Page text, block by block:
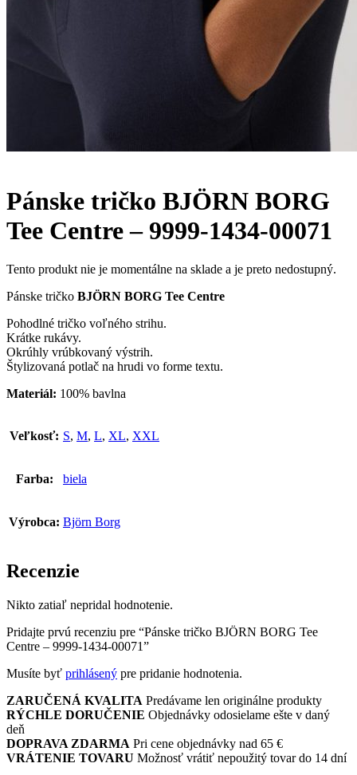
Pánske tričko BJÖRN BORG
Tee Centre – 9999-1434-00071
Tento produkt nie je momentálne na sklade a je preto nedostupný.
Pánske tričko BJÖRN BORG Tee Centre
Pohodlné tričko voľného strihu.
Krátke rukávy.
Okrúhly vrúbkovaný výstrih.
Štylizovaná potlač na hrudi vo forme textu.
Materiál: 100% bavlna
Veľkosť: S, M, L, XL, XXL
Farba: biela
Výrobca: Björn Borg
Recenzie
Nikto zatiaľ nepridal hodnotenie.
Pridajte prvú recenziu pre “Pánske tričko BJÖRN BORG Tee
Centre – 9999-1434-00071”
Musíte byť prihlásený pre pridanie hodnotenia.
ZARUČENÁ KVALITA Predávame len originálne produkty
RÝCHLE DORUČENIE Objednávky odosielame ešte v daný
deň
DOPRAVA ZDARMA Pri cene objednávky nad 65 €
VRÁTENIE TOVARU Možnosť vrátiť nepoužitý tovar do 14 dní